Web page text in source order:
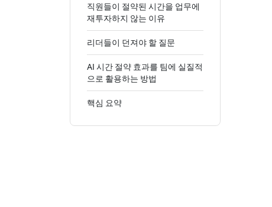
직원들이 절약된 시간을 업무에
재투자하지 않는 이유
리더들이 던져야 할 질문
AI 시간 절약 효과를 팀에 실질적
으로 활용하는 방법
핵심 요약